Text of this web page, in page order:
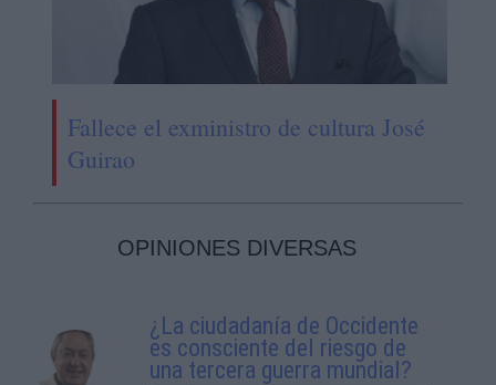
Fallece el exministro de cultura José
Guirao
OPINIONES DIVERSAS
¿La ciudadanía de Occidente
es consciente del riesgo de
una tercera guerra mundial?